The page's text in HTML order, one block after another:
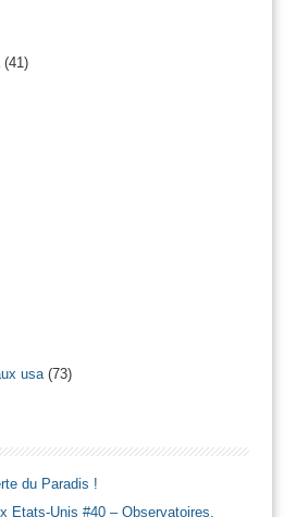
(41)
usa(73)
du Paradis !
Etats-Unis #40 – Observatoires,